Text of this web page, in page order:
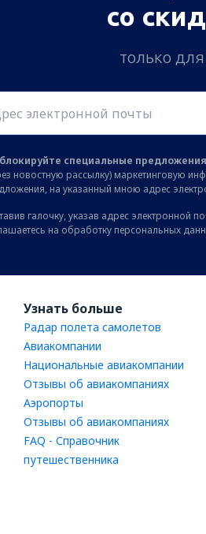
со
только
специальные
новостную рассылку) маркетинговую
на указанный мною адрес
галочку, указав адрес электронной
на обработку персональных
Узнать больше
Радар полета самолетов
Авиакомпании
Национальные авиакомпании
Отзывы об авиакомпаниях
Аэропорты
Отзывы об авиакомпаниях
FAQ - Справочник
путешественника